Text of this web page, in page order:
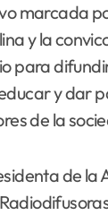
marcada
y la
para
y dar
de la
de la